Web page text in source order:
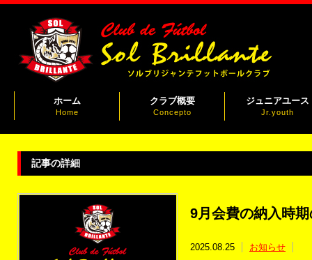
ホーム
Home
クラブ概要
Concepto
ジュニアユース
Jr.youth
記事の詳細
9月会費の納入時
2025.08.25 お知らせ